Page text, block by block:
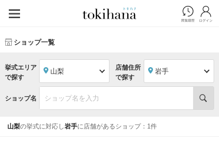
ショップ一覧
挙式エリア
で探す
山梨
店舗住所
で探す
岩手
ショップ名
山梨の挙式に対応し岩手に店舗があるショップ：1件